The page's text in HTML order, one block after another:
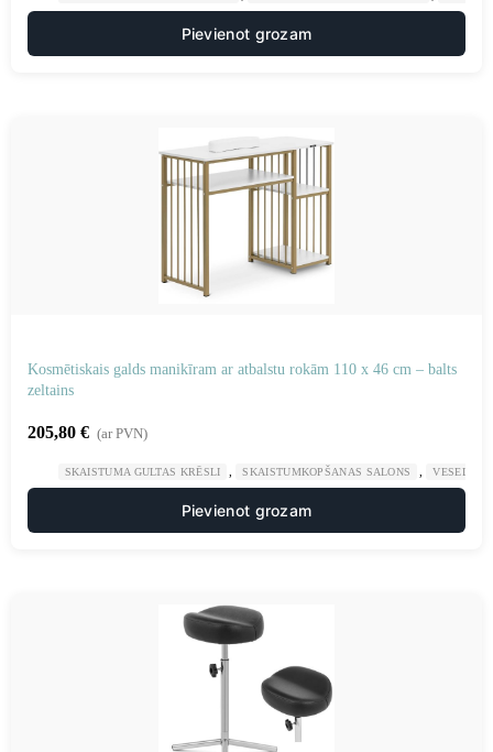
Pievienot grozam
Kosmētiskais galds manikīram ar atbalstu rokām 110 x 46 cm – balts
zeltains
205,80 € (ar PVN)
SKAISTUMA GULTAS KRĒSLI SKAISTUMKOPŠANAS SALONS VESELĪBA
Pievienot grozam